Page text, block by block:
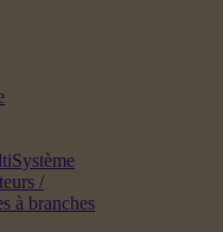
/
à branches